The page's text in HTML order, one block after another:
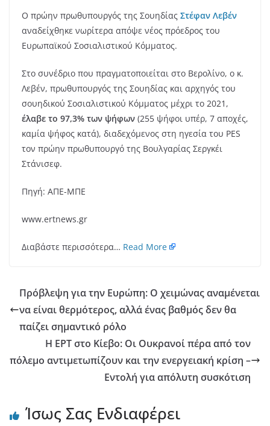
Ο πρώην πρωθυπουργός της Σουηδίας Στέφαν Λεβέν
αναδείχθηκε νωρίτερα απόψε νέος πρόεδρος του
Ευρωπαϊκού Σοσιαλιστικού Κόμματος.
Στο συνέδριο που πραγματοποιείται στο Βερολίνο, ο κ.
Λεβέν, πρωθυπουργός της Σουηδίας και αρχηγός του
σουηδικού Σοσιαλιστικού Κόμματος μέχρι το 2021,
έλαβε το 97,3% των ψήφων (255 ψήφοι υπέρ, 7 αποχές,
καμία ψήφος κατά), διαδεχόμενος στη ηγεσία του PES
τον πρώην πρωθυπουργό της Βουλγαρίας Σεργκέι
Στάνισεφ.
Πηγή: ΑΠΕ-ΜΠΕ
www.ertnews.gr
Διαβάστε περισσότερα… Read More
Πρόβλεψη για την Ευρώπη: Ο χειμώνας αναμένεται
να είναι θερμότερος, αλλά ένας βαθμός δεν θα
παίζει σημαντικό ρόλο
Η ΕΡΤ στο Κίεβο: Οι Ουκρανοί πέρα από τον
πόλεμο αντιμετωπίζουν και την ενεργειακή κρίση –
Εντολή για απόλυτη συσκότιση
Ίσως Σας Ενδιαφέρει